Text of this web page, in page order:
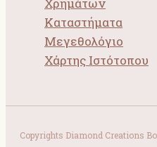
Χρημάτων
Καταστήματα
Μεγεθολόγιο
Χάρτης Ιστότοπου
Copyrights Diamond Creations